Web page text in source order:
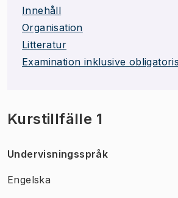
Innehåll
Organisation
Litteratur
Examination inklusive
Kurstillfälle 1
Undervisningsspråk
Engelska